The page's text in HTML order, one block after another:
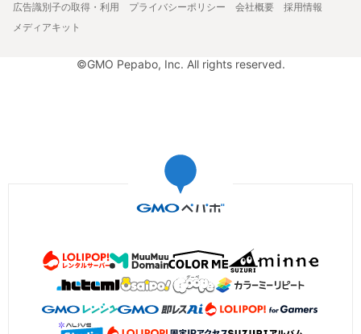
広告識別子の取得・利用
プライバシーポリシー 会社概要
採用情報
メディアキット
©GMO Pepabo, Inc. All rights reserved.